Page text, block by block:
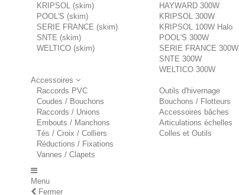
KRIPSOL (skim)
POOL'S (skim)
SERIE FRANCE (skim)
SNTE (skim)
WELTICO (skim)
HAYWARD 300W
KRIPSOL 300W
KRIPSOL 100W Halo
POOL'S 300W
SERIE FRANCE 300W
SNTE 300W
WELTICO 300W
Accessoires
Raccords PVC
Coudes / Bouchons
Raccords / Unions
Embouts / Manchons
Tés / Croix / Colliers
Réductions / Fixations
Vannes / Clapets
Outils d'hivernage
Bouchons / Flotteurs
Accessoires bâches
Articulations échelles
Colles et Outils
Menu
Fermer